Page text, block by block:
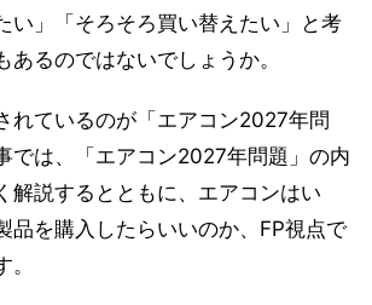
い」「そろそろ買い替えたい」と考
あるのではないでしょうか。
れているのが「エアコン2027年問
では、「エアコン2027年問題」の内
解説するとともに、エアコンはい
品を購入したらいいのか、FP視点で